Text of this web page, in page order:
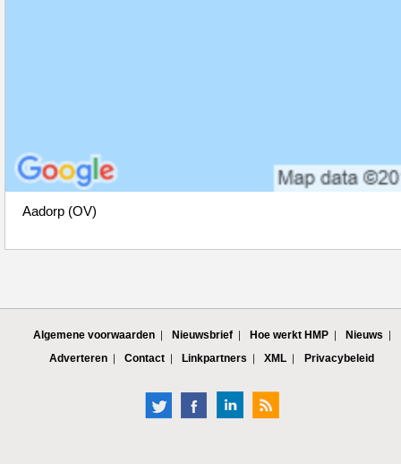
Aadorp (OV)
Algemene voorwaarden Nieuwsbrief Hoe werkt HMP
Nieuws
Adverteren
Contact Linkpartners XML Privacybeleid